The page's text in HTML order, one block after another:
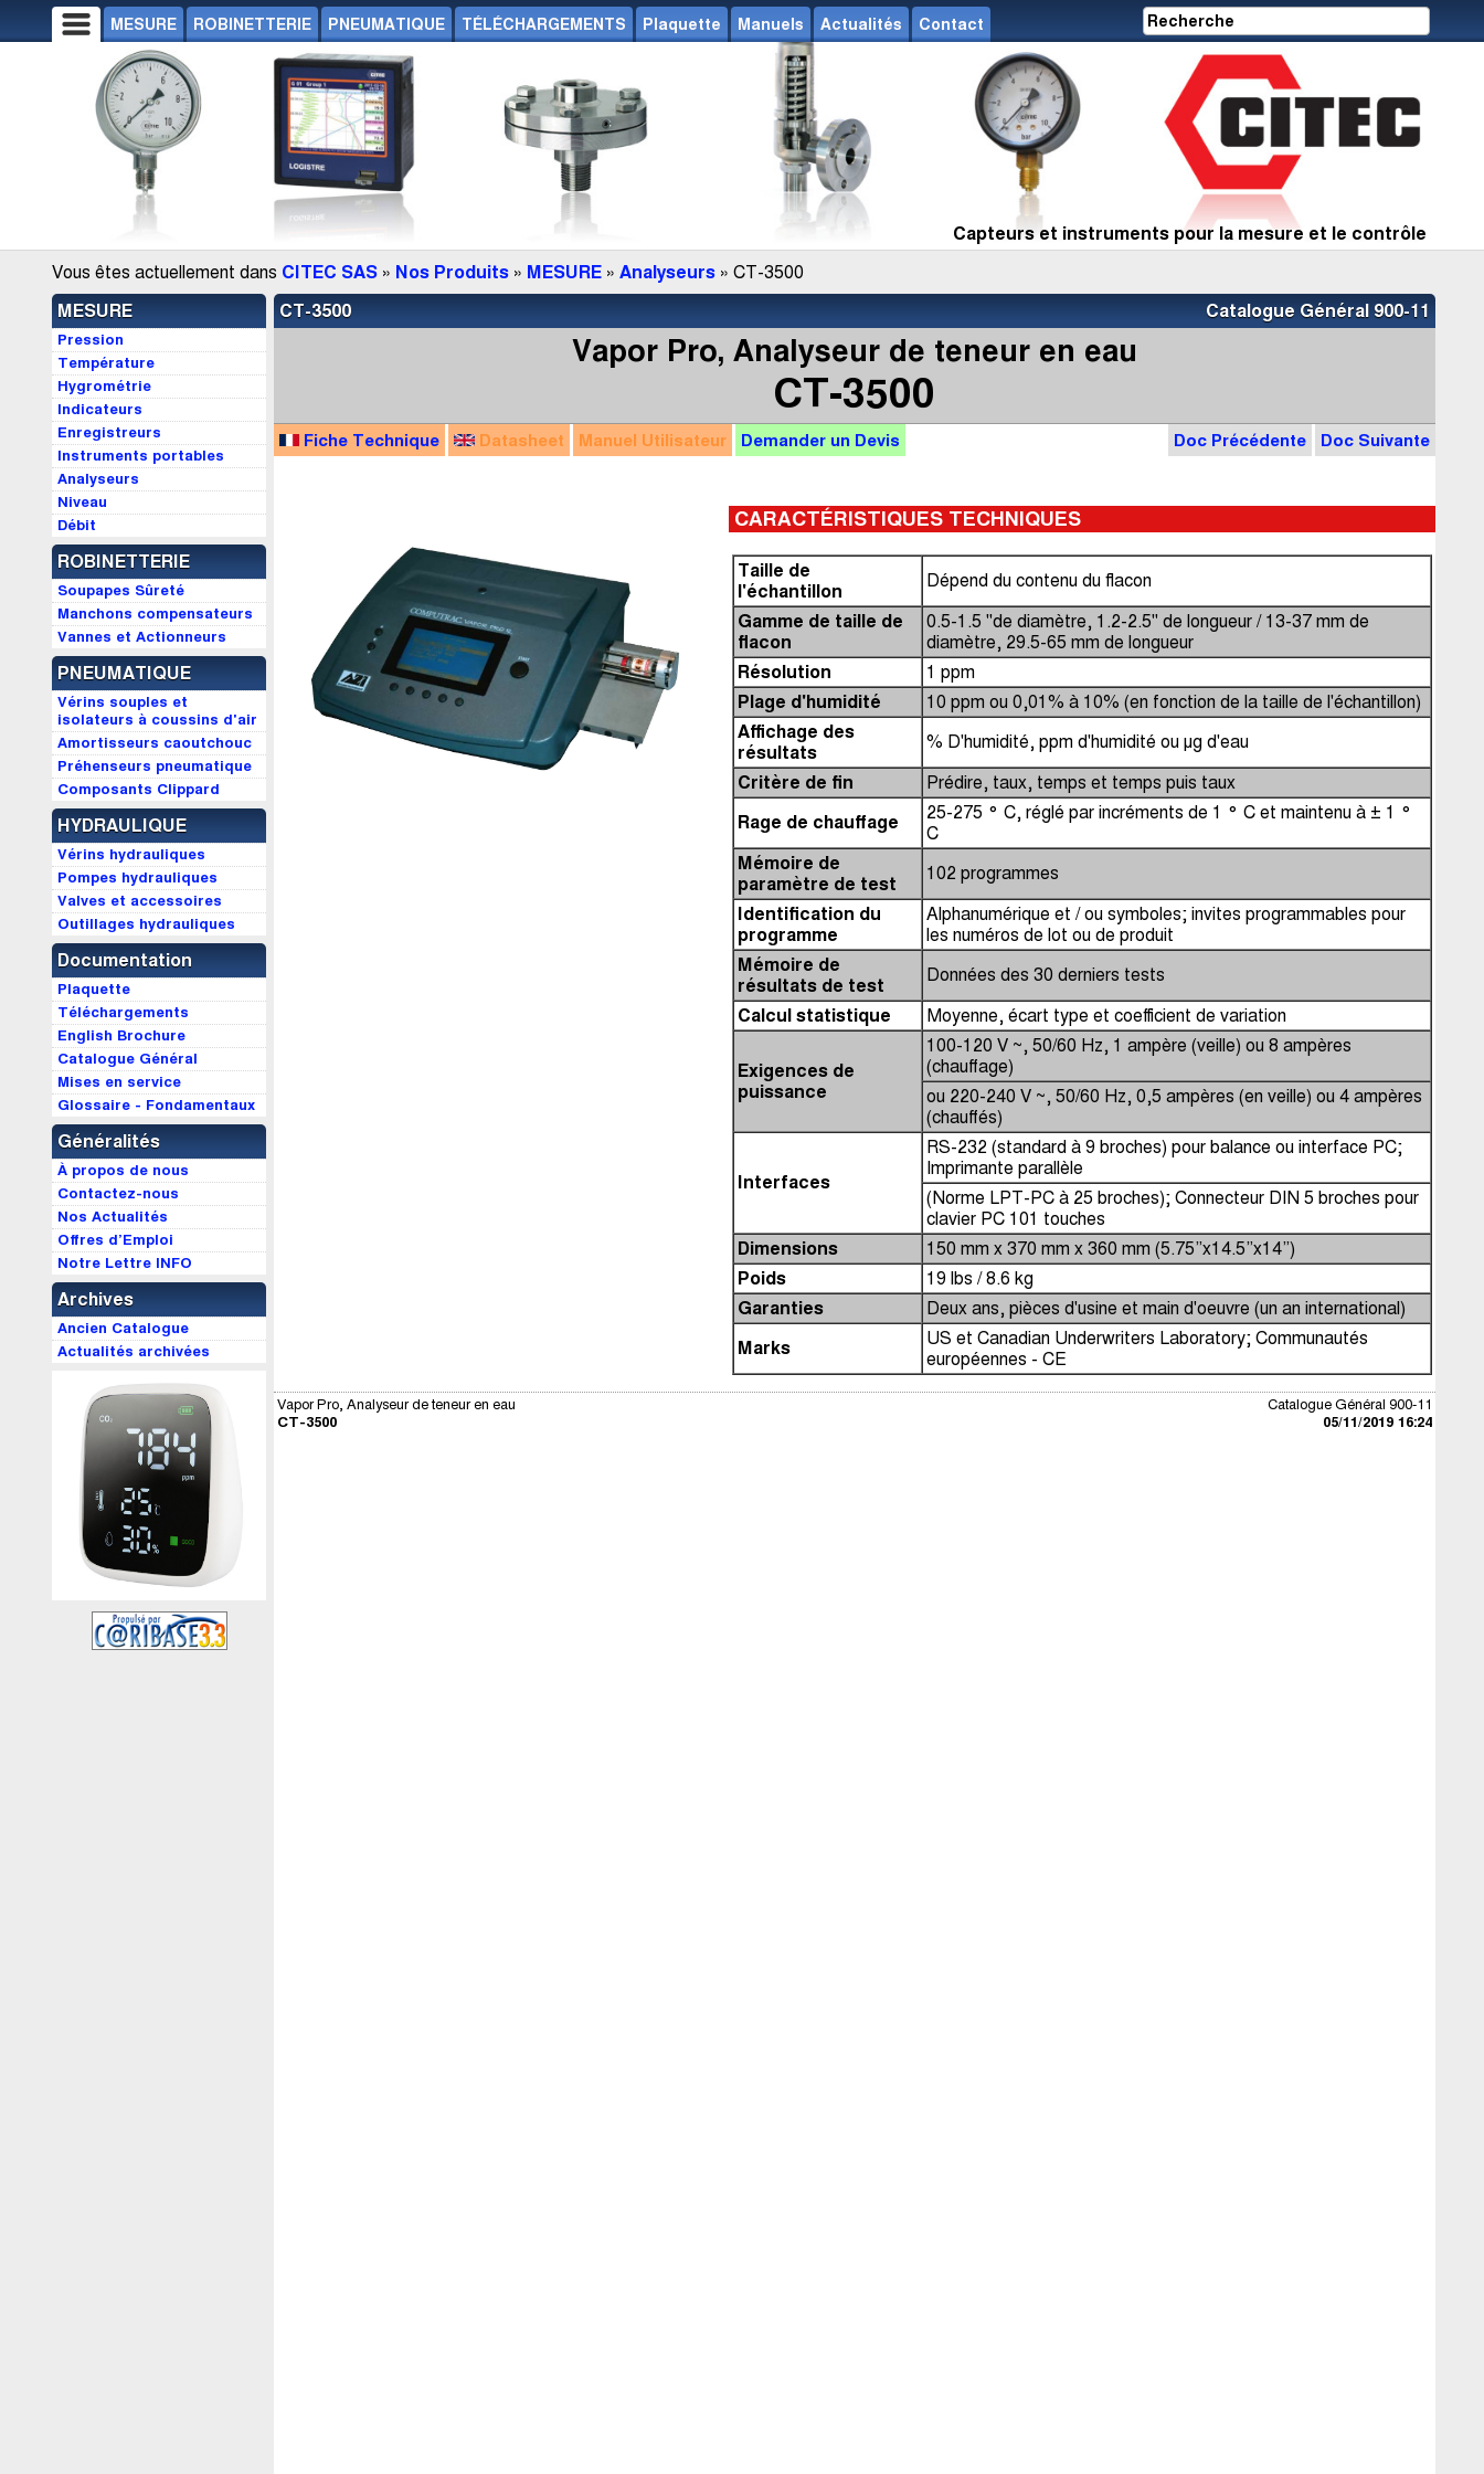
MESURE ROBINETTERIE PNEUMATIQUE TÉLÉCHARGEMENTS Plaquette Manuels Actualités Contact
Capteurs et instruments pour la mesure et le contrôle
Vous êtes actuellement dans CITEC SAS » Nos Produits » MESURE » Analyseurs » CT-3500
MESURE
Pression
Température
Hygrométrie
Indicateurs
Enregistreurs
Instruments portables
Analyseurs
Niveau
Débit
ROBINETTERIE
Soupapes Sûreté
Manchons compensateurs
Vannes et Actionneurs
PNEUMATIQUE
Vérins souples et
isolateurs à coussins d'air
Amortisseurs caoutchouc
Préhenseurs pneumatique
Composants Clippard
HYDRAULIQUE
Vérins hydrauliques
Pompes hydrauliques
Valves et accessoires
Outillages hydrauliques
Documentation
Plaquette
Téléchargements
English Brochure
Catalogue Général
Mises en service
Glossaire - Fondamentaux
Généralités
À propos de nous
Contactez-nous
Nos Actualités
Offres d’Emploi
Notre Lettre INFO
Archives
Ancien Catalogue
Actualités archivées
Catalogue Général 900-11
CT-3500
Vapor Pro, Analyseur de teneur en eau
CT-3500
Doc Précédente Doc Suivante
Fiche Technique Datasheet Manuel Utilisateur Demander un Devis
CARACTÉRISTIQUES TECHNIQUES
Taille de
l'échantillon
Dépend du contenu du flacon
Gamme de taille de
flacon
0.5-1.5 "de diamètre, 1.2-2.5" de longueur / 13-37 mm de
diamètre, 29.5-65 mm de longueur
Résolution
1 ppm
Plage d'humidité
10 ppm ou 0,01% à 10% (en fonction de la taille de l'échantillon)
Affichage des
résultats
% D'humidité, ppm d'humidité ou μg d'eau
Critère de fin Prédire, taux, temps et temps puis taux
Rage de chauffage
25-275 ° C, réglé par incréments de 1 ° C et maintenu à ± 1 °
C
Mémoire de
paramètre de test
102 programmes
Identification du
programme
Alphanumérique et / ou symboles; invites programmables pour
les numéros de lot ou de produit
Mémoire de
résultats de test
Données des 30 derniers tests
Calcul statistique Moyenne, écart type et coefficient de variation
Exigences de
puissance
100-120 V ~, 50/60 Hz, 1 ampère (veille) ou 8 ampères
(chauffage)
ou 220-240 V ~, 50/60 Hz, 0,5 ampères (en veille) ou 4 ampères
(chauffés)
Interfaces
RS-232 (standard à 9 broches) pour balance ou interface PC;
Imprimante parallèle
(Norme LPT-PC à 25 broches); Connecteur DIN 5 broches pour
clavier PC 101 touches
Dimensions
150 mm x 370 mm x 360 mm (5.75”x14.5”x14”)
Poids
19 lbs / 8.6 kg
Garanties
Deux ans, pièces d'usine et main d'oeuvre (un an international)
Marks
US et Canadian Underwriters Laboratory; Communautés
européennes - CE
Catalogue Général 900-11
05/11/2019 16:24
Vapor Pro, Analyseur de teneur en eau
CT-3500